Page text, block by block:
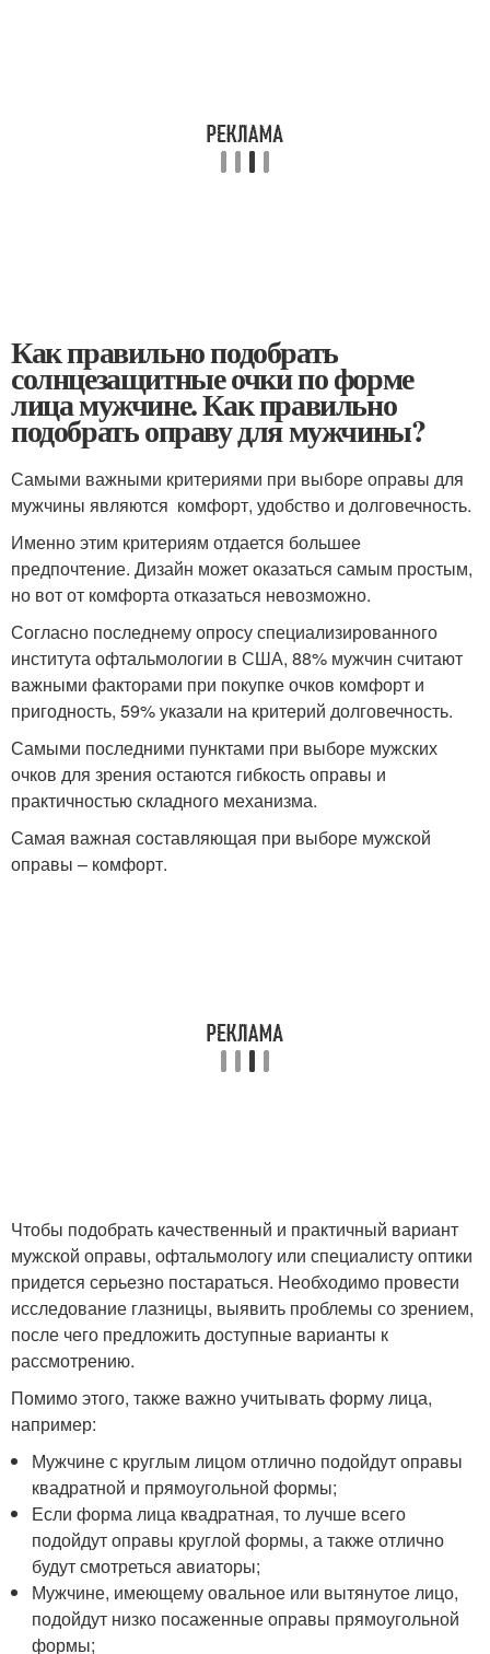
Как правильно подобрать
солнцезащитные очки по форме
лица мужчине. Как правильно
подобрать оправу для мужчины?
Самыми важными критериями при выборе оправы для
мужчины являются комфорт, удобство и долговечность.
Именно этим критериям отдается большее
предпочтение. Дизайн может оказаться самым простым,
но вот от комфорта отказаться невозможно.
Согласно последнему опросу специализированного
института офтальмологии в США, 88% мужчин считают
важными факторами при покупке очков комфорт и
пригодность, 59% указали на критерий долговечность.
Самыми последними пунктами при выборе мужских
очков для зрения остаются гибкость оправы и
практичностью складного механизма.
Самая важная составляющая при выборе мужской
оправы – комфорт.
Чтобы подобрать качественный и практичный вариант
мужской оправы, офтальмологу или специалисту оптики
придется серьезно постараться. Необходимо провести
исследование глазницы, выявить проблемы со зрением,
после чего предложить доступные варианты к
рассмотрению.
Помимо этого, также важно учитывать форму лица,
например:
Мужчине с круглым лицом отлично подойдут оправы
квадратной и прямоугольной формы;
Если форма лица квадратная, то лучше всего
подойдут оправы круглой формы, а также отлично
будут смотреться авиаторы;
Мужчине, имеющему овальное или вытянутое лицо,
подойдут низко посаженные оправы прямоугольной
формы;